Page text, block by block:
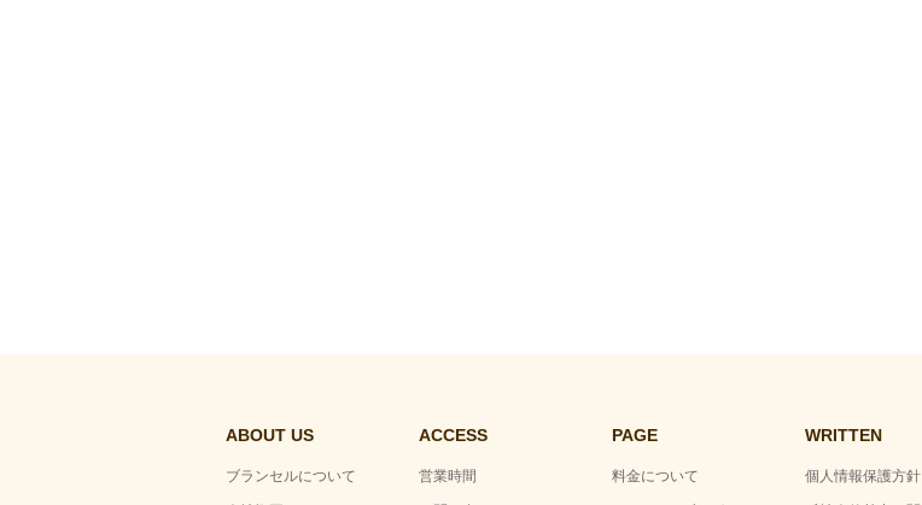
ABOUT US
ブランセルについて
ACCESS
営業時間
PAGE
料金について
WRITTEN
個人情報保護方針